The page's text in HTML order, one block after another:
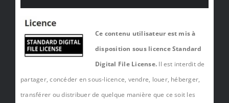
Ce contenu utilisateur est mis à
disposition sous licence Standard
Digital File License. Il est interdit de
partager, concéder en sous-licence, vendre, louer, héberger,
transférer ou distribuer de quelque manière que ce soit les